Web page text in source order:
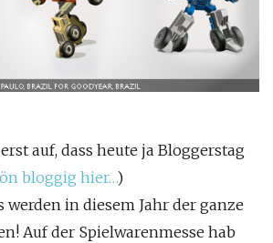
auf, dass heute ja Bloggerstag
bloggig hier…)
werden in diesem Jahr der ganze
Auf der Spielwarenmesse hab